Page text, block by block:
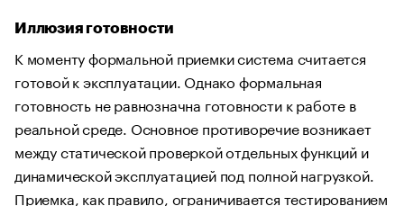
Иллюзия готовности
К моменту формальной приемки система считается
готовой к эксплуатации. Однако формальная
готовность не равнозначна готовности к работе в
реальной среде. Основное противоречие возникает
между статической проверкой отдельных функций и
динамической эксплуатацией под полной нагрузкой.
Приемка, как правило, ограничивается тестированием